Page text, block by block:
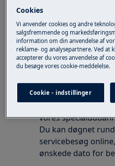
Gælder for
Fryseskab med
Løsning
E5 indikerer der er
med ismaskinen
Vi anbefaler at du
vores
Du kan døgnet
servicebesøg
ønskede dato for
Cookies
Vi anvender cookies og andre
salgsfremmende og
information om din anvendelse af
reklame- og analysepartnere. Ved at
accepterer du vores anvendelse af
du besøge vores cookie-meddelelse.
Cookie - indstillinger